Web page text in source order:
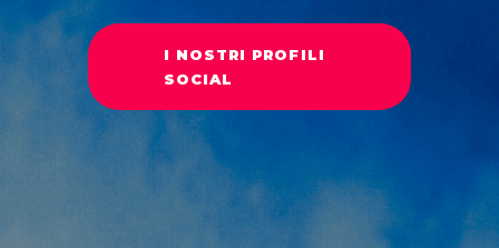
I NOSTRI PROFILI
SOCIAL